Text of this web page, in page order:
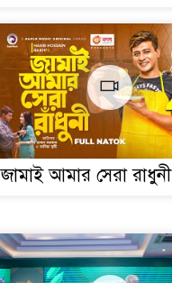
জামাই আমার সেরা রাধুনী